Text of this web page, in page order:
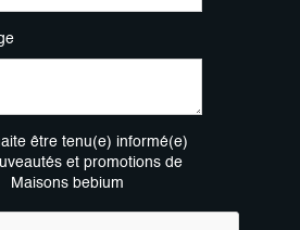
être tenu(e) informé(e)
et promotions de
Maisons bebium